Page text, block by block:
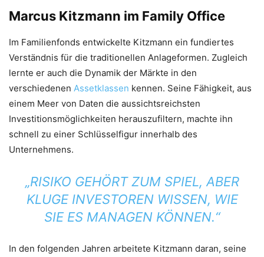
Marcus Kitzmann im Family Office
Im Familienfonds entwickelte Kitzmann ein fundiertes
Verständnis für die traditionellen Anlageformen. Zugleich
lernte er auch die Dynamik der Märkte in den
verschiedenen Assetklassen kennen. Seine Fähigkeit, aus
einem Meer von Daten die aussichtsreichsten
Investitionsmöglichkeiten herauszufiltern, machte ihn
schnell zu einer Schlüsselfigur innerhalb des
Unternehmens.
„RISIKO GEHÖRT ZUM SPIEL, ABER
KLUGE INVESTOREN WISSEN, WIE
SIE ES MANAGEN KÖNNEN.“
In den folgenden Jahren arbeitete Kitzmann daran, seine